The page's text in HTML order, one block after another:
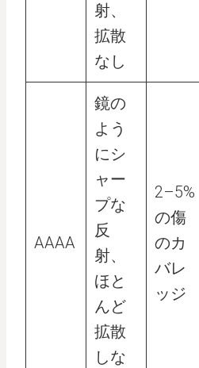
射、
拡散
なし
AAAA
鏡の
よう
にシ
ャー
プな
反
射、
ほと
んど
拡散
しな
2–5%
の傷
のカ
バレ
ッジ